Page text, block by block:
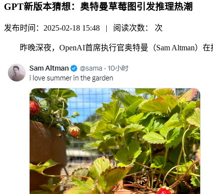
GPT新版本猜想：奥特曼草莓图引发推理热潮
发布时间：2025-02-18 15:48 | 阅读次数： 次
昨晚深夜，OpenAI首席执行官奥特曼（Sam Altman）在